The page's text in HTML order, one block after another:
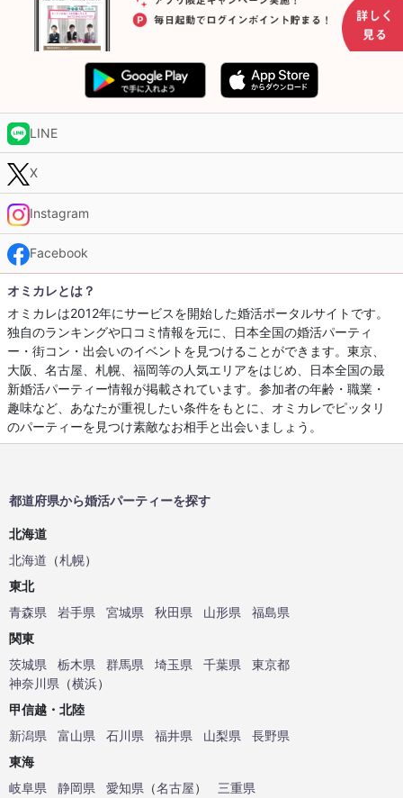
LINE
X
Instagram
Facebook
オミカレとは？
オミカレは2012年にサービスを開始した婚活ポータルサイトです。
独自のランキングや口コミ情報を元に、日本全国の婚活パーティ
ー・街コン・出会いのイベントを見つけることができます。東京、
大阪、名古屋、札幌、福岡等の人気エリアをはじめ、日本全国の最
新婚活パーティー情報が掲載されています。参加者の年齢・職業・
趣味など、あなたが重視したい条件をもとに、オミカレでピッタリ
のパーティーを見つけ素敵なお相手と出会いましょう。
都道府県から婚活パーティーを探す
北海道
北海道 （札幌）
東北
青森県
岩手県 宮城県 秋田県 山形県
福島県
関東
茨城県
栃木県 群馬県 埼玉県 千葉県
東京都
神奈川県 （横浜）
甲信越・北陸
新潟県
富山県 石川県 福井県 山梨県
長野県
東海
岐阜県
静岡県 愛知県 （名古屋）
三重県